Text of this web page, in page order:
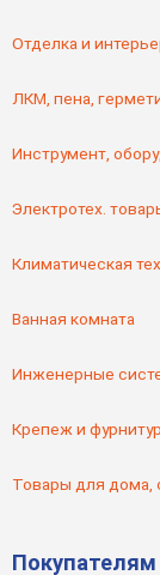
Отделка и
ЛКМ, пена,
Инструмент,
Электротех.
Климатическая
Ванная комната
Инженерные
Крепеж и
Товары для дома,
Покупателям